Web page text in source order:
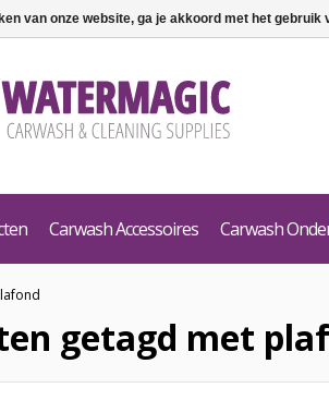
Carwash Accessoires Carwash
getagd met
van onze website, ga je akkoord met het